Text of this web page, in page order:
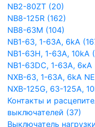
NB2-80ZT (20)
NB8-125R (162)
NB8-63М (104)
NB1-63, 1-63А, 6kA
NB1-63H, 1-63А, 10kA
NB1-63DC, 1-63А, 6кА
NXB-63, 1-63А, 6kA
NXB-125G, 63-125А,
Контакты и
выключателей (37)
Выключатель